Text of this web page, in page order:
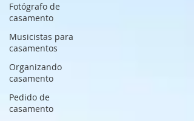
Fotógrafo de
casamento
Musicistas para
casamentos
Organizando
casamento
Pedido de
casamento